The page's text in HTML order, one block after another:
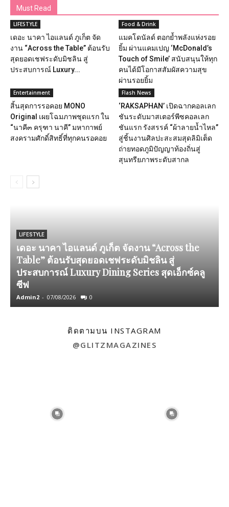
Must Read
LIFESTYLE
เดอะ นาคา ไอแลนด์ ภูเก็ต จัด
งาน “Across the Table” ต้อนรับ
สุดยอดเชฟระดับมิชลิน สู่
ประสบการณ์ Luxury...
Food & Drink
แมคโดนัลด์ ตอกย้ำพลังแห่งรอย
ยิ้ม ผ่านแคมเปญ ‘McDonald’s
Touch of Smile’ สนับสนุนให้ทุก
คนได้มีโอกาสสัมผัสความสุข
ผ่านรอยยิ้ม
Entertainment
สิ้นสุดการรอคอย MONO
Original เผยโฉมภาพชุดแรก ใน
“นาคี๓ ครุฑา นาคี” มหากาพย์
สงครามศักดิ์สิทธิ์ที่ทุกคนรอคอย
Flash News
‘RAKSAPHAN’ เปิดฉากคอลเลก
ชันระดับมาสเตอร์พีซคอลเลก
ชันแรก รังสรรค์ “ผ้าลายน้ำไหล”
สู่ชิ้นงานศิลปะสะสมสุดลิมิเต็ด
ถ่ายทอดภูมิปัญญาท้องถิ่นสู่
สุนทรียภาพระดับสากล
LIFESTYLE
เดอะ นาคา ไอแลนด์ ภูเก็ต จัดงาน “Across the
Table” ต้อนรับสุดยอดเชฟระดับมิชลิน สู่
ประสบการณ์ Luxury Dining Series สุดเอ็กซ์คลู
ซีฟ
Admin2 - 07/08/2026 0
ติดตามบน INSTAGRAM
@GLITZMAGAZINES